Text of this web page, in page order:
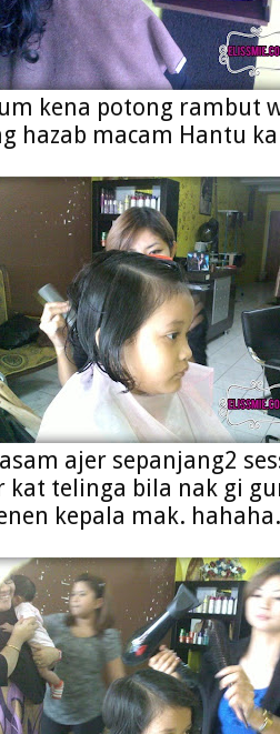
kena potong rambut
hazab macam Hantu
ajer sepanjang2
kat telinga bila nak gi
kepala mak.